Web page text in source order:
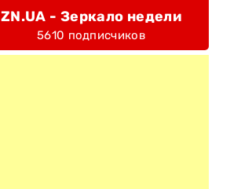
ZN.UA - Зеркало недели
5610 подписчиков